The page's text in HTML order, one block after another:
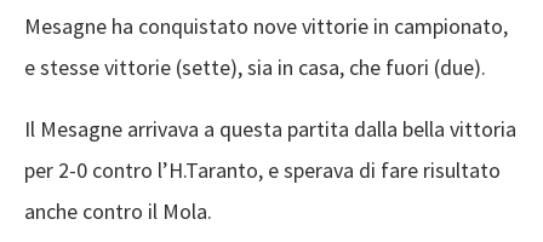
Mesagne ha conquistato nove vittorie in campionato,
e stesse vittorie (sette), sia in casa, che fuori (due).
Il Mesagne arrivava a questa partita dalla bella vittoria
per 2-0 contro l’H.Taranto, e sperava di fare risultato
anche contro il Mola.